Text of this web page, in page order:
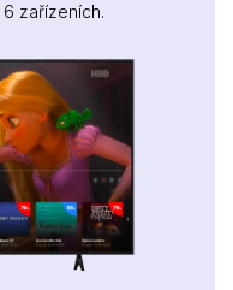
zařízeních.